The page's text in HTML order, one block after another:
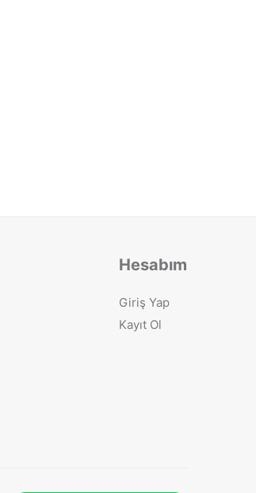
Hesabım
Giriş Yap
Kayıt Ol